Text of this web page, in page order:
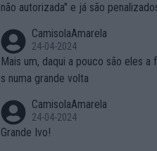
não autorizada" e já são
entende... Mas penalizar os atletas
to é roubar na secretaria o que os
da!
CamisolaAmarela
24-04-2024
Mais um, daqui a pouco são eles
s numa grande volta
CamisolaAmarela
24-04-2024
Grande Ivo!